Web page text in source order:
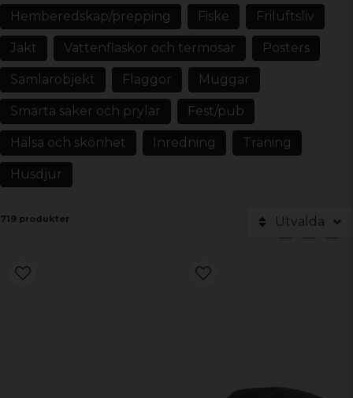
Hemberedskap/prepping Fiske Friluftsliv
Jakt Vattenflaskor och termosar Posters
Samlarobjekt Flaggor Muggar
Smarta saker och prylar Fest/pub
Hälsa och skönhet Inredning Träning
Husdjur
719 produkter Utvalda